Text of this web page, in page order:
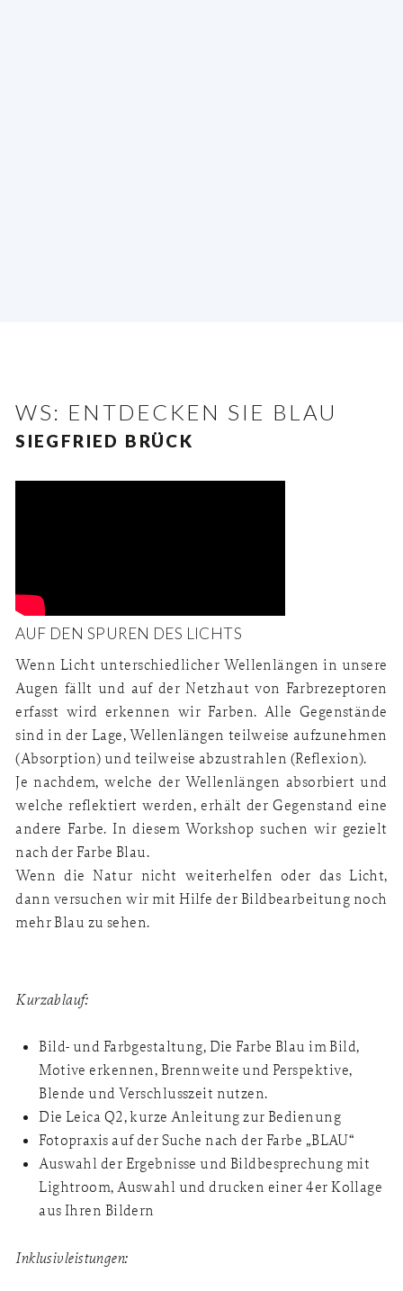
WS: ENTDECKEN SIE BLAU
SIEGFRIED BRÜCK
AUF DEN SPUREN DES LICHTS
Wenn Licht unterschiedlicher Wellenlängen in unsere
Augen fällt und auf der Netzhaut von Farbrezeptoren
erfasst wird erkennen wir Farben. Alle Gegenstände
sind in der Lage, Wellenlängen teilweise aufzunehmen
(Absorption) und teilweise abzustrahlen (Reflexion).
Je nachdem, welche der Wellenlängen absorbiert und
welche reflektiert werden, erhält der Gegenstand eine
andere Farbe. In diesem Workshop suchen wir gezielt
nach der Farbe Blau.
Wenn die Natur nicht weiterhelfen oder das Licht,
dann versuchen wir mit Hilfe der Bildbearbeitung noch
mehr Blau zu sehen.
Kurzablauf:
Bild- und Farbgestaltung, Die Farbe Blau im Bild,
Motive erkennen, Brennweite und Perspektive,
Blende und Verschlusszeit nutzen.
Die Leica Q2, kurze Anleitung zur Bedienung
Fotopraxis auf der Suche nach der Farbe „BLAU“
Auswahl der Ergebnisse und Bildbesprechung mit
Lightroom, Auswahl und drucken einer 4er Kollage
aus Ihren Bildern
Inklusivleistungen: